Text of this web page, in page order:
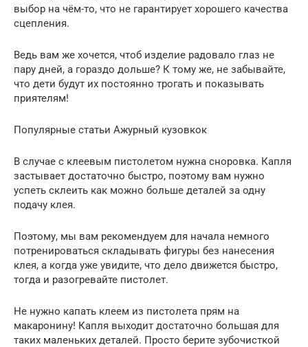
выбор на чём-то, что не гарантирует хорошего качества
сцепления.
Ведь вам же хочется, чтоб изделие радовало глаз не
пару дней, а гораздо дольше? К тому же, не забывайте,
что дети будут их постоянно трогать и показывать
приятелям!
Популярные статьи Ажурный кузовкок
В случае с клеевым пистолетом нужна сноровка. Капля
застывает достаточно быстро, поэтому вам нужно
успеть склеить как можно больше деталей за одну
подачу клея.
Поэтому, мы вам рекомендуем для начала немного
потренироваться складывать фигуры без нанесения
клея, а когда уже увидите, что дело движется быстро,
тогда и разогревайте пистолет.
Не нужно капать клеем из пистолета прям на
макаронину! Капля выходит достаточно большая для
таких маленьких деталей. Просто берите зубочисткой